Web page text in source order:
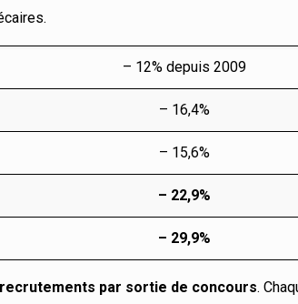
– 12% depuis 2009
– 16,4%
– 15,6%
– 22,9%
– 29,9%
par sortie de concours.